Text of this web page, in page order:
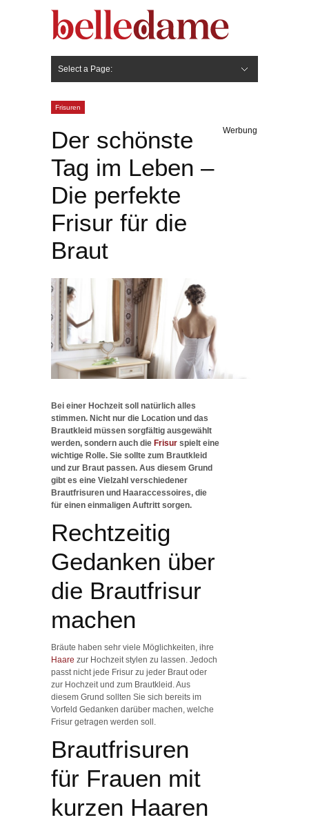
Select a Page:
Frisuren
Der schönste
Tag im Leben –
Die perfekte
Frisur für die
Braut
Werbung
Bei einer Hochzeit soll natürlich alles
stimmen. Nicht nur die Location und das
Brautkleid müssen sorgfältig ausgewählt
werden, sondern auch die Frisur spielt eine
wichtige Rolle. Sie sollte zum Brautkleid
und zur Braut passen. Aus diesem Grund
gibt es eine Vielzahl verschiedener
Brautfrisuren und Haaraccessoires, die
für einen einmaligen Auftritt sorgen.
Rechtzeitig
Gedanken über
die Brautfrisur
machen
Bräute haben sehr viele Möglichkeiten, ihre
Haare zur Hochzeit stylen zu lassen. Jedoch
passt nicht jede Frisur zu jeder Braut oder
zur Hochzeit und zum Brautkleid. Aus
diesem Grund sollten Sie sich bereits im
Vorfeld Gedanken darüber machen, welche
Frisur getragen werden soll.
Brautfrisuren
für Frauen mit
kurzen Haaren